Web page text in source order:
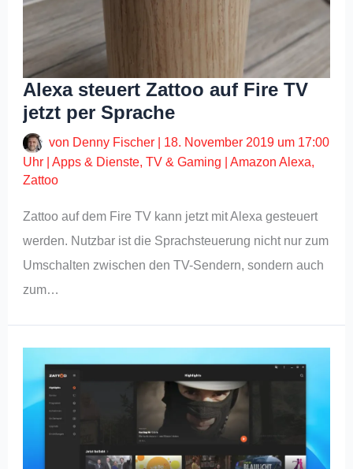
Alexa steuert Zattoo auf Fire TV
jetzt per Sprache
von Denny Fischer
18. November 2019 um 17:00
Uhr |Apps & Dienste,TV & Gaming |Amazon Alexa,
Zattoo
Zattoo auf dem Fire TV kann jetzt mit Alexa gesteuert
werden. Nutzbar ist die Sprachsteuerung nicht nur zum
Umschalten zwischen den TV-Sendern, sondern auch
zum…